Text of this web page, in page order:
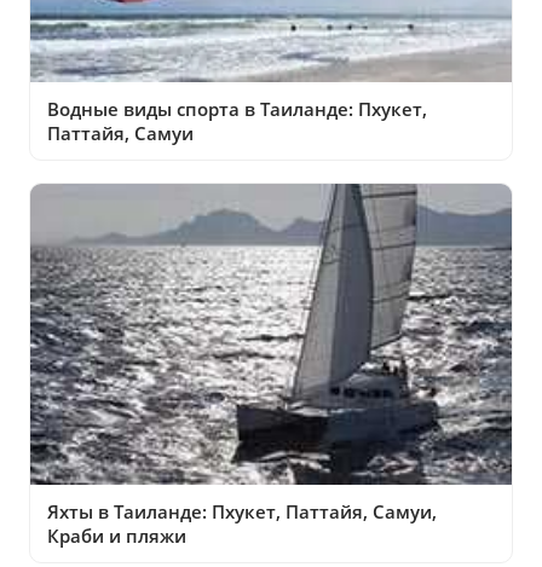
Водные виды спорта в Таиланде: Пхукет,
Паттайя, Самуи
Яхты в Таиланде: Пхукет, Паттайя, Самуи,
Краби и пляжи